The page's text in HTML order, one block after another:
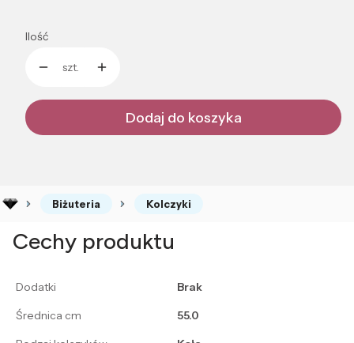
Ilość
szt.
Dodaj do koszyka
Biżuteria Kolczyki
Cechy produktu
Dodatki
Brak
Średnica cm
55.0